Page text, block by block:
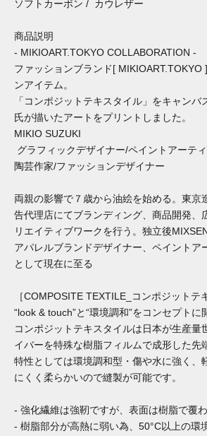
ソフトカーボン / カウレザー
商品説明
- MIKIOART.TOKYO COLLABORATION -
ファッションブランド[ MIKIOART.TOKYO
ンアイテム。
「コンポジットテキスタイル」をキャンバ
氏が描いたアートをプリントしました。
MIKIO SUZUKI
グラフィックデザイナー/ペイントアーテ
陶芸作家/ファッションデザイナー
両親の影響で７歳から油絵を始める。東京
告代理店にてブランディング、商品開発、
リエイティブワークを行う。独立後
アパレルブランドデザイナー、ペイントア
として現在に至る
［COMPOSITE TEXTILE_コンポジットテ
“look & touch”と“環境調和”をコンセプトに
コンポジットテキスタイルは日本が生産量
イバーを特殊な樹脂フィルムで成形した先
特性としては環境調和型・傷や水に強く、
にくく柔らかいので縫製が可能です。
- 強化繊維は強靭ですが、表面は樹脂で覆わ
- 樹脂部分が高熱に弱い為、50°C以上の環